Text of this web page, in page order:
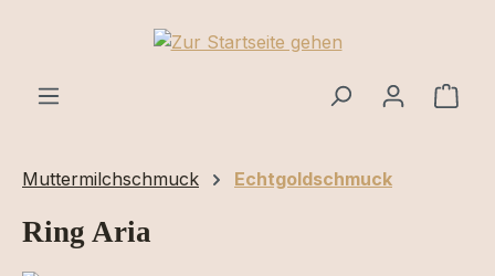
Zum Hauptinhalt springen
Muttermilchschmuck Echtgoldschmuck
Ring Aria